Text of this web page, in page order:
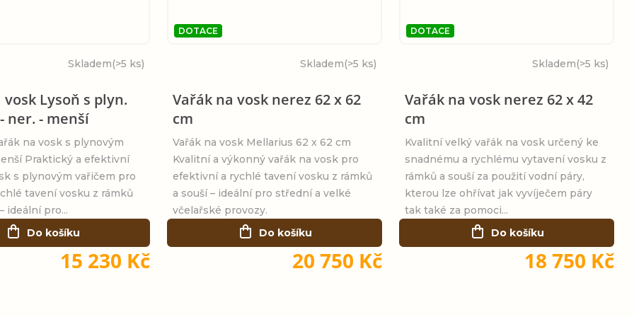
vosk Lysoň s plyn.
ner. - menší
Skladem(>5 ks)
15 230 Kč
Do košíku
na vosk s plynovým
Praktický a efektivní
s plynovým vařičem pro
tavení vosku z rámků
ideální pro...
DOTACE
Vařák na vosk nerez 62 x 62
cm
Skladem(>5 ks)
20 750 Kč
Do košíku
Vařák na vosk Mellarius 62 x 62 cm
Kvalitní a výkonný vařák na vosk pro
efektivní a rychlé tavení vosku z rámků
a souší – ideální pro střední a velké
včelařské provozy.
DOTACE
Vařák na vosk nerez 62 x 42
cm
Skladem(>5 ks)
18 750 Kč
Do košíku
Kvalitní velký vařák na vosk určený ke
snadnému a rychlému vytavení vosku z
rámků a souší za použití vodní páry,
kterou lze ohřívat jak vyvíječem páry
tak také za pomoci...